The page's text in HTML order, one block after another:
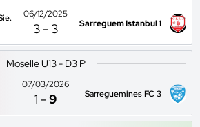
06/12/2025
3 - 3 Sarreguem Istanbul 1
Moselle U13 - D3 P
07/03/2026
1 -9 Sarreguemines FC 3